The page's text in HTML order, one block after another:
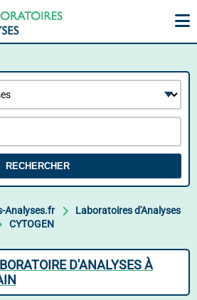
RECHERCHER
Analyses.fr
Laboratoires d'Analyses
CYTOGEN
D'ANALYSES À